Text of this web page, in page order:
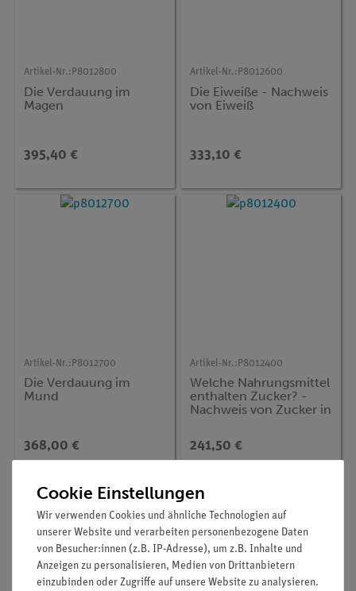
Artikel-Nr.: P8012800
Die Verdauung im
Magen
395,40 €
Artikel-Nr.: P8012600
Die Eiweiße - Nachweis
von Eiweiß
333,10 €
Artikel-Nr.: P8012700
Die Verdauung im
Mund
368,00 €
Artikel-Nr.: P8012400
Welche Nahrungsmittel
enthalten Zucker? -
Nachweis von Zucker in
241,50 €
Cookie Einstellungen
Wir verwenden Cookies und ähnliche Technologien auf
unserer Website und verarbeiten personenbezogene Daten
von Besucher:innen (z.B. IP-Adresse), um z.B. Inhalte und
Anzeigen zu personalisieren, Medien von Drittanbietern
einzubinden oder Zugriffe auf unsere Website zu analysieren.